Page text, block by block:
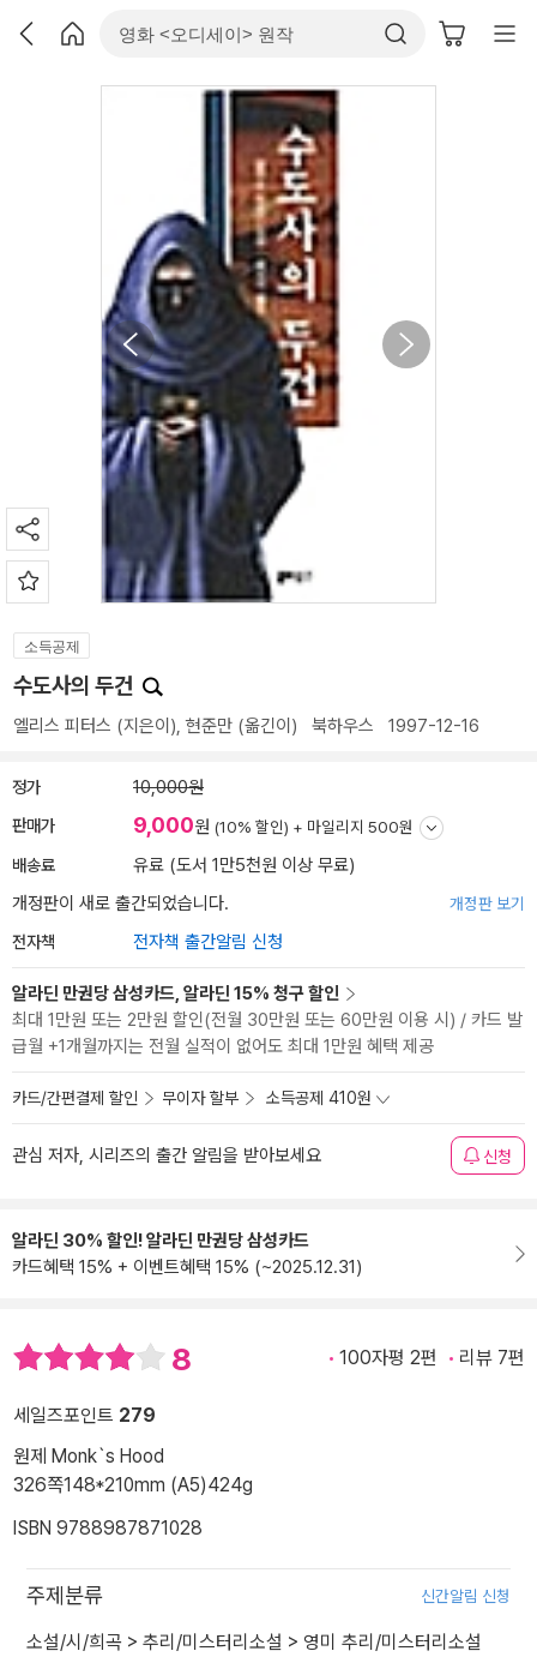
소득공제
수도사의 두건
엘리스 피터스 (지은이),현준만 (옮긴이) 북하우스 1997-12-16
정가 10,000원
판매가 9,000원 (10% 할인) + 마일리지 500원
배송료
유료 (도서 1만5천원 이상 무료)
개정판이 새로 출간되었습니다.
개정판 보기
전자책 전자책 출간알림 신청
알라딘 만권당 삼성카드, 알라딘 15% 청구 할인
최대 1만원 또는 2만원 할인(전월 30만원 또는 60만원 이용 시) / 카드 발
급월 +1개월까지는 전월 실적이 없어도 최대 1만원 혜택 제공
카드/간편결제 할인 무이자 할부 소득공제 410원
관심 저자, 시리즈의 출간 알림을 받아보세요 신청
알라딘 30% 할인! 알라딘 만권당 삼성카드
카드혜택 15% + 이벤트혜택 15% (~2025.12.31)
8 100자평 2편 리뷰 7편
세일즈포인트 279
원제 Monk`s Hood
326쪽148*210mm (A5)424g
ISBN 9788987871028
주제분류 신간알림 신청
소설/시/희곡 > 추리/미스터리소설 > 영미 추리/미스터리소설